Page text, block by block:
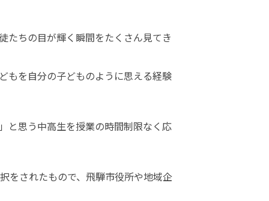
たちの目が輝く瞬間をたくさん見てき
もを自分の子どものように思える経験
と思う中高生を授業の時間制限なく応
をされたもので、飛騨市役所や地域企